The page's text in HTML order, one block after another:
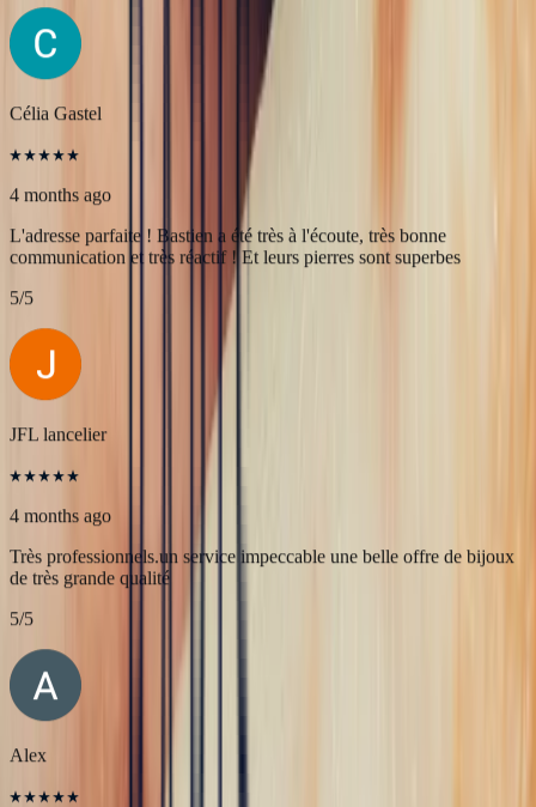
Une très belle rencontre autour d'une belle Pierre, merci à Bastien et
François pour leur accueil! A très bientôt pour l'achat de nouvelles
pierres!
5/5
Célia Gastel
4 months ago
L'adresse parfaite ! Bastien a été très à l'écoute, très bonne
communication et très réactif ! Et leurs pierres sont superbes
5/5
JFL lancelier
4 months ago
Très professionnels.un service impeccable une belle offre de bijoux
de très grande qualité
5/5